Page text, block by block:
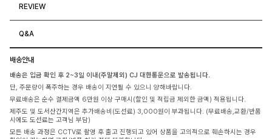
REVIEW
Q&A
배송안내
배송은 입금 확인 후 2~3일 이내(주말제외) CJ 대한통운으로 발송됩니다.
단, 주문량이 폭주하는 경우 배송이 지연될 수 있으니 양해바랍니다.
무료배송은 순수 결제금액 6만원 이상 구매시(할인 및 적립금 제외한 금액) 적용됩니다.
제주도 및 도서산간지역은 추가배송비(도선료) 3,000원이 부과됩니다. (무료배송,교환/반품
시에도 도선료는 고객님 부담)
모든 배송 과정은 CCTV로 촬영 후 출고 진행되고 있어 상품을 고의적으로 훼손하시는 경우